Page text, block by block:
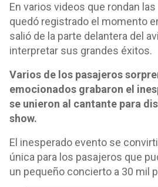
En varios videos que rondan
quedó registrado el momento
salió de la parte delantera del
interpretar sus grandes éxitos.
Varios de los pasajeros
emocionados grabaron el
se unieron al cantante para
show.
El inesperado evento se
única para los pasajeros que
un pequeño concierto a 30 mil